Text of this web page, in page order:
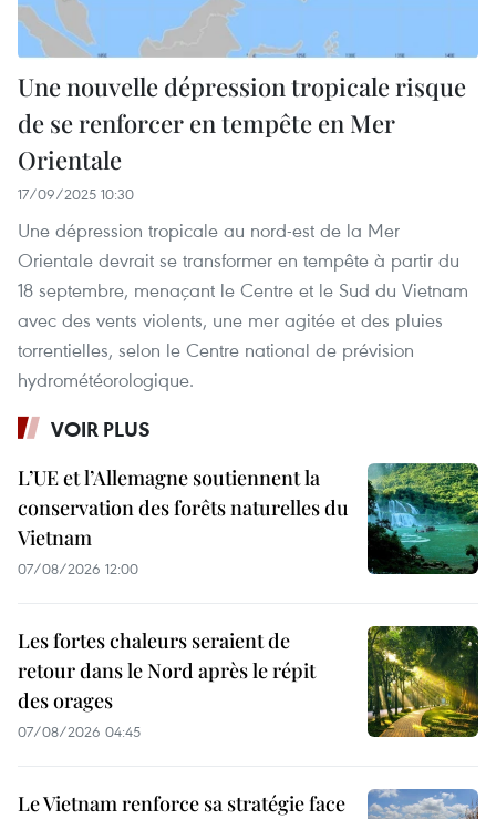
Une nouvelle dépression tropicale risque
de se renforcer en tempête en Mer
Orientale
17/09/2025 10:30
Une dépression tropicale au nord-est de la Mer
Orientale devrait se transformer en tempête à partir du
18 septembre, menaçant le Centre et le Sud du Vietnam
avec des vents violents, une mer agitée et des pluies
torrentielles, selon le Centre national de prévision
hydrométéorologique.
VOIR PLUS
L’UE et l’Allemagne soutiennent la
conservation des forêts naturelles du
Vietnam
07/08/2026 12:00
Les fortes chaleurs seraient de
retour dans le Nord après le répit
des orages
07/08/2026 04:45
Le Vietnam renforce sa stratégie face